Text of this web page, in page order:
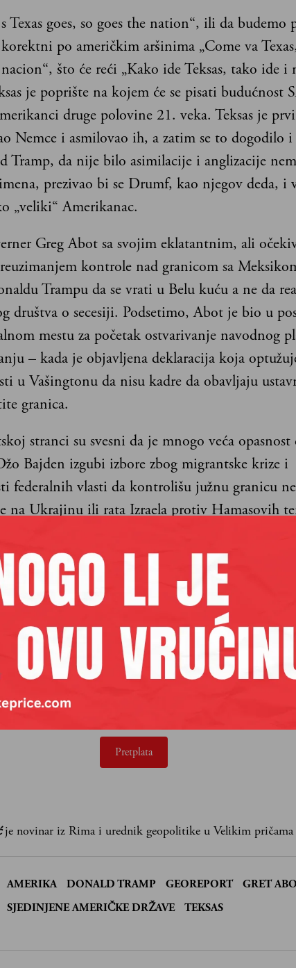
s Texas goes, so goes the nation“, ili da
korektni po američkim aršinima „Come va
nacion“, što će reći „Kako ide Teksas, tako ide i
je poprište na kojem će se pisati budućnost
druge polovine 21. veka. Teksas je prvi
Nemce i asmilovao ih, a zatim se to dogodilo
Tramp, da nije bilo asimilacije i anglizacije
prezivao bi se Drumf, kao njegov deda, i
„veliki“ Amerikanac.
Greg Abot sa svojim eklatantnim, ali
kontrole nad granicom sa
Trampu da se vrati u Belu kuću a ne da
društva o secesiji. Podsetimo, Abot je bio u
mestu za početak ostvarivanje navodnog
– kada je objavljena deklaracija koja
u Vašingtonu da nisu kadre da obavljaju
granica.
stranci su svesni da je mnogo veća opasnost
Bajden izgubi izbore zbog migrantske krize i
federalnih vlasti da kontrolišu južnu granicu
na Ukrajinu ili rata Izraela protiv Hamasovih
sadržaja,
pretplate.
Pretplata
je novinar iz Rima i urednik geopolitike u Velikim pričama
AMERIKA DONALD TRAMP GEOREPORT
GRET
SJEDINJENE AMERIČKE DRŽAVE
TEKSAS